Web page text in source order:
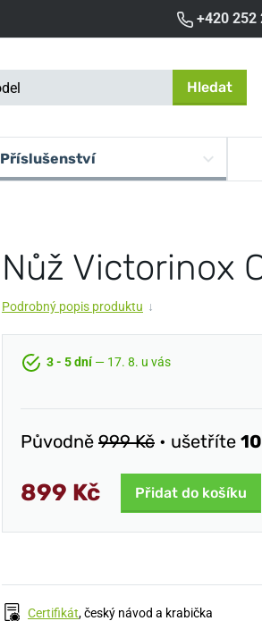
+420 252
Hledat
Příslušenství
Nůž Victorinox
Podrobný popis produktu ↓
3 - 5 dní— 17. 8. u vás
Původně 999 Kč • ušetříte
899 Kč Přidat do košíku
Certifikát, český návod a krabička